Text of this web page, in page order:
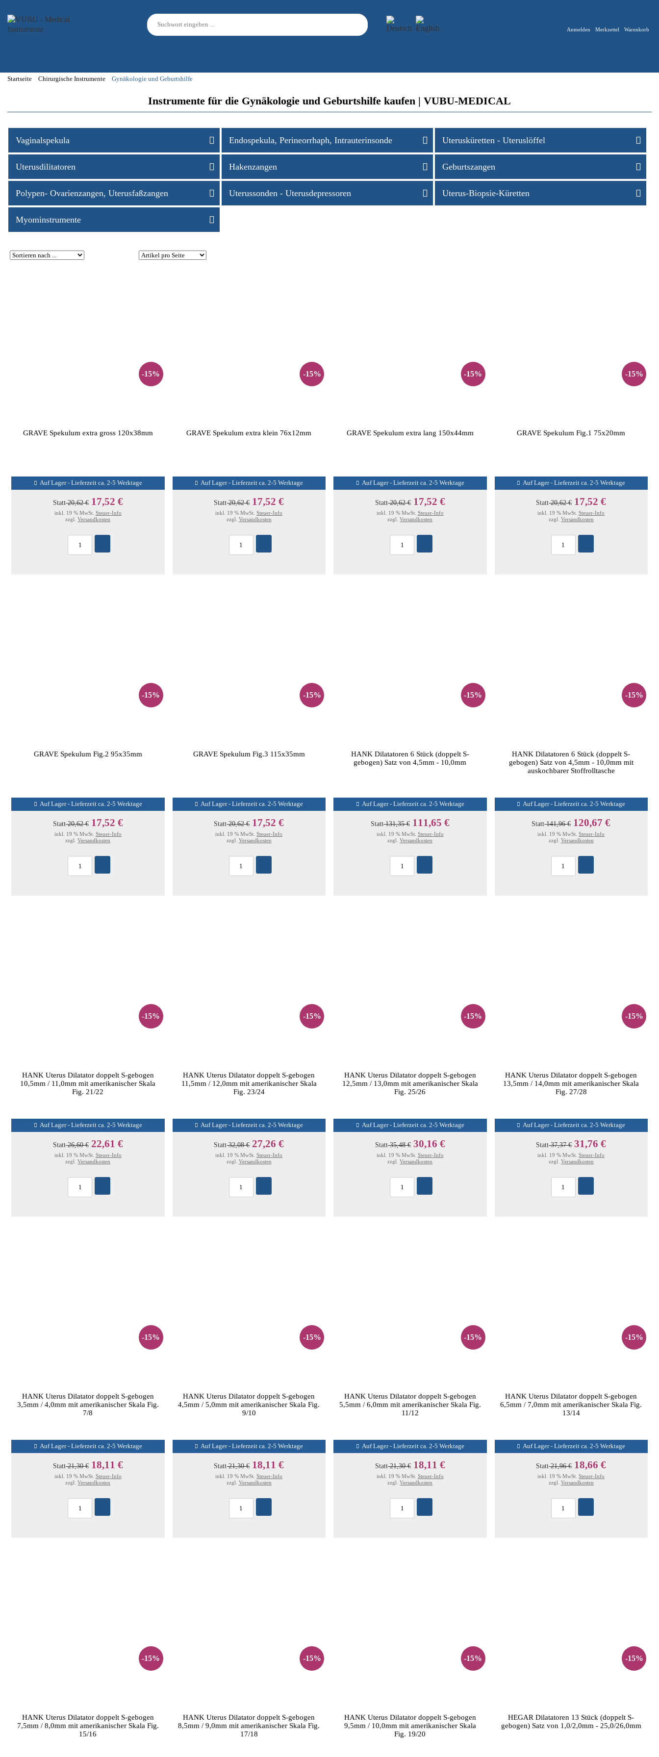
Anmelden Merkzettel Warenkorb
Startseite Chirurgische Instrumente Gynäkologie und Geburtshilfe
Instrumente für die Gynäkologie und Geburtshilfe kaufen | VUBU-MEDICAL
Vaginalspekula Endospekula, Perineorrhaph, Intrauterinsonde Uterusküretten - Uteruslöffel
Uterusdilitatoren Hakenzangen Geburtszangen
Polypen- Ovarienzangen, Uterusfaßzangen Uterussonden - Uterusdepressoren Uterus-Biopsie-Küretten
Myominstrumente
-15%
GRAVE Spekulum extra gross 120x38mm
Auf Lager - Lieferzeit ca. 2-5 Werktage
Statt20,62 € 17,52 €
inkl. 19 % MwSt. Steuer-Info
zzgl.Versandkosten
-15%
GRAVE Spekulum extra klein 76x12mm
Auf Lager - Lieferzeit ca. 2-5 Werktage
Statt20,62 € 17,52 €
inkl. 19 % MwSt.Steuer-Info
zzgl. Versandkosten
-15%
GRAVE Spekulum extra lang 150x44mm
Auf Lager - Lieferzeit ca. 2-5 Werktage
Statt20,62 € 17,52 €
inkl. 19 % MwSt. Steuer-Info
zzgl.Versandkosten
-15%
GRAVE Spekulum Fig.1 75x20mm
Auf Lager - Lieferzeit ca. 2-5 Werktage
Statt20,62 € 17,52 €
inkl. 19 % MwSt.Steuer-Info
zzgl. Versandkosten
-15%
GRAVE Spekulum Fig.2 95x35mm
Auf Lager - Lieferzeit ca. 2-5 Werktage
Statt20,62 € 17,52 €
inkl. 19 % MwSt. Steuer-Info
zzgl.Versandkosten
-15%
GRAVE Spekulum Fig.3 115x35mm
Auf Lager - Lieferzeit ca. 2-5 Werktage
Statt20,62 € 17,52 €
inkl. 19 % MwSt.Steuer-Info
zzgl. Versandkosten
-15%
HANK Dilatatoren 6 Stück (doppelt S-
gebogen) Satz von 4,5mm - 10,0mm
Auf Lager - Lieferzeit ca. 2-5 Werktage
Statt131,35 € 111,65 €
inkl. 19 % MwSt. Steuer-Info
zzgl.Versandkosten
-15%
HANK Dilatatoren 6 Stück (doppelt S-
gebogen) Satz von 4,5mm - 10,0mm mit
auskochbarer Stoffrolltasche
Auf Lager - Lieferzeit ca. 2-5 Werktage
Statt141,96 € 120,67 €
inkl. 19 % MwSt.Steuer-Info
zzgl. Versandkosten
-15%
HANK Uterus Dilatator doppelt S-gebogen
10,5mm / 11,0mm mit amerikanischer Skala
Fig. 21/22
Auf Lager - Lieferzeit ca. 2-5 Werktage
Statt26,60 € 22,61 €
inkl. 19 % MwSt. Steuer-Info
zzgl.Versandkosten
-15%
HANK Uterus Dilatator doppelt S-gebogen
11,5mm / 12,0mm mit amerikanischer Skala
Fig. 23/24
Auf Lager - Lieferzeit ca. 2-5 Werktage
Statt32,08 € 27,26 €
inkl. 19 % MwSt.Steuer-Info
zzgl. Versandkosten
-15%
HANK Uterus Dilatator doppelt S-gebogen
12,5mm / 13,0mm mit amerikanischer Skala
Fig. 25/26
Auf Lager - Lieferzeit ca. 2-5 Werktage
Statt35,48 € 30,16 €
inkl. 19 % MwSt. Steuer-Info
zzgl.Versandkosten
-15%
HANK Uterus Dilatator doppelt S-gebogen
13,5mm / 14,0mm mit amerikanischer Skala
Fig. 27/28
Auf Lager - Lieferzeit ca. 2-5 Werktage
Statt37,37 € 31,76 €
inkl. 19 % MwSt.Steuer-Info
zzgl. Versandkosten
-15%
HANK Uterus Dilatator doppelt S-gebogen
3,5mm / 4,0mm mit amerikanischer Skala Fig.
7/8
Auf Lager - Lieferzeit ca. 2-5 Werktage
Statt21,30 € 18,11 €
inkl. 19 % MwSt. Steuer-Info
zzgl.Versandkosten
-15%
HANK Uterus Dilatator doppelt S-gebogen
4,5mm / 5,0mm mit amerikanischer Skala Fig.
9/10
Auf Lager - Lieferzeit ca. 2-5 Werktage
Statt21,30 € 18,11 €
inkl. 19 % MwSt.Steuer-Info
zzgl. Versandkosten
-15%
HANK Uterus Dilatator doppelt S-gebogen
5,5mm / 6,0mm mit amerikanischer Skala Fig.
11/12
Auf Lager - Lieferzeit ca. 2-5 Werktage
Statt21,30 € 18,11 €
inkl. 19 % MwSt. Steuer-Info
zzgl.Versandkosten
-15%
HANK Uterus Dilatator doppelt S-gebogen
6,5mm / 7,0mm mit amerikanischer Skala Fig.
13/14
Auf Lager - Lieferzeit ca. 2-5 Werktage
Statt21,96 € 18,66 €
inkl. 19 % MwSt.Steuer-Info
zzgl. Versandkosten
-15%
HANK Uterus Dilatator doppelt S-gebogen
7,5mm / 8,0mm mit amerikanischer Skala Fig.
15/16
-15%
HANK Uterus Dilatator doppelt S-gebogen
8,5mm / 9,0mm mit amerikanischer Skala Fig.
17/18
-15%
HANK Uterus Dilatator doppelt S-gebogen
9,5mm / 10,0mm mit amerikanischer Skala
Fig. 19/20
-15%
HEGAR Dilatatoren 13 Stück (doppelt S-
gebogen) Satz von 1,0/2,0mm - 25,0/26,0mm